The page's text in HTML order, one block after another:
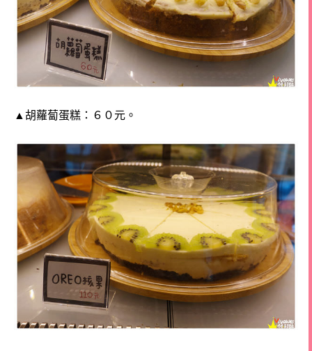
▲胡蘿蔔蛋糕：６０元。